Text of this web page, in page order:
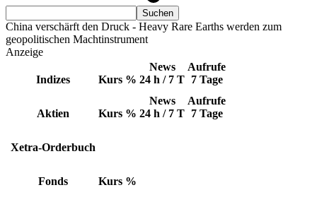
China verschärft den Druck - Heavy Rare Earths werden zum
geopolitischen Machtinstrument
Anzeige
Indizes Kurs %
News
24 h / 7 T
Aufrufe
7 Tage
Aktien Kurs %
News
24 h / 7 T
Aufrufe
7 Tage
Xetra-Orderbuch
Fonds Kurs %